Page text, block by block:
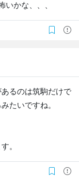
いかな、、、
るのは筑駒だけで
たいですね。
。